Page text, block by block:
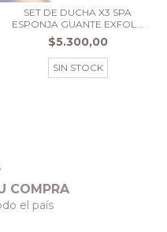
SET DE DUCHA X3 SPA
ESPONJA GUANTE EXFOL...
$5.300,00
SIN STOCK
COMPRA
el país